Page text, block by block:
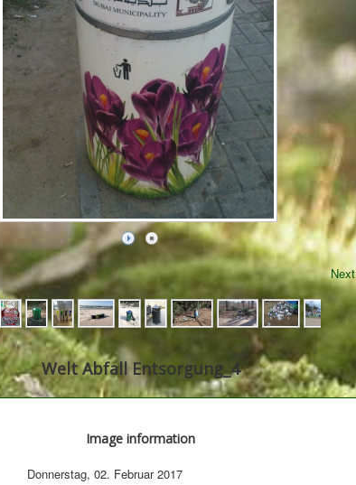
Next
Welt Abfall Entsorgung_4
Image information
Donnerstag, 02. Februar 2017